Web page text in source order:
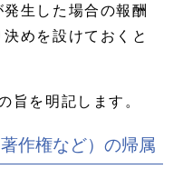
生した場合の報酬
めを設けておくと
旨を明記します。
作権など）の帰属